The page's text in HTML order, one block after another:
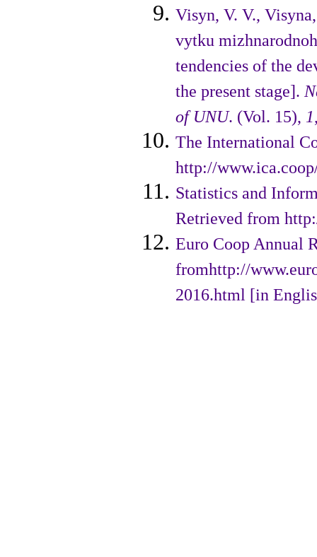
Visyn, V. V.,
vytku
tendencies of the
the present stage].
ofUNU. (Vol. 15), 1
The International
http://
Statistics and
Retrieved from
Euro Coop Annual
fromhttp://
2016.html [in